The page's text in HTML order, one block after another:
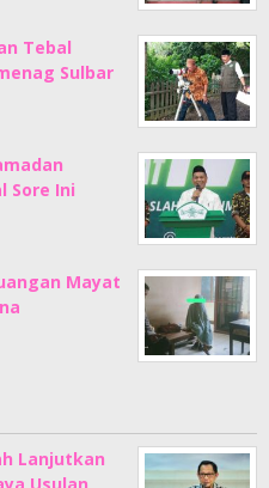
Tebal
Sulbar
Sore Ini
Mayat
Lanjutkan